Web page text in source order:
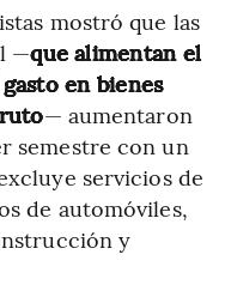
mostró que las
—que alimentan el
en bienes
— aumentaron
semestre con un
servicios de
de automóviles,
y